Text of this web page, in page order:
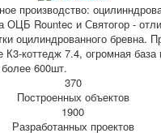
производство:
ОЦБ Rountec и Святогор -
оцилиндрованного бревна.
К3-коттедж 7.4, огромная
600шт.
370
Построенных объектов
1900
Разработанных проектов